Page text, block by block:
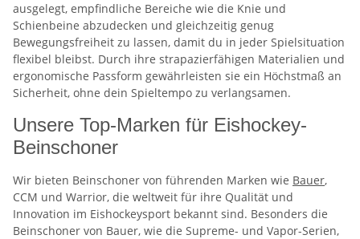
ausgelegt, empfindliche Bereiche wie die Knie und
Schienbeine abzudecken und gleichzeitig genug
Bewegungsfreiheit zu lassen, damit du in jeder Spielsituation
flexibel bleibst. Durch ihre strapazierfähigen Materialien und
ergonomische Passform gewährleisten sie ein Höchstmaß an
Sicherheit, ohne dein Spieltempo zu verlangsamen.
Unsere Top-Marken für Eishockey-
Beinschoner
Wir bieten Beinschoner von führenden Marken wie Bauer,
CCM und Warrior, die weltweit für ihre Qualität und
Innovation im Eishockeysport bekannt sind. Besonders die
Beinschoner von Bauer, wie die Supreme- und Vapor-Serien,